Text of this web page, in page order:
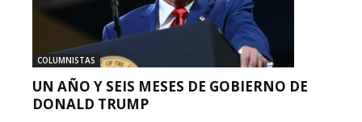
COLUMNISTAS
UN AÑO Y SEIS MESES DE GOBIERNO DE
DONALD TRUMP